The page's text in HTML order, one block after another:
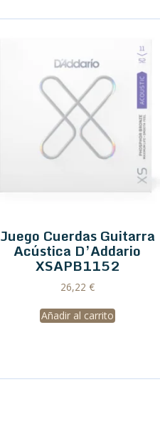
Juego Cuerdas Guitarra
Acústica D’Addario
XSAPB1152
26,22 €
Añadir al carrito